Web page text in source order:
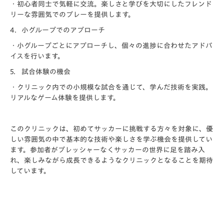
・初心者同士で気軽に交流。楽しさと学びを大切にしたフレンド
リーな雰囲気でのプレーを提供します。
4．小グループでのアプローチ
・小グループごとにアプローチし、個々の進捗に合わせたアドバ
イスを行います。
5. 試合体験の機会
・クリニック内での小規模な試合を通じて、学んだ技術を実践。
リアルなゲーム体験を提供します。
このクリニックは、初めてサッカーに挑戦する方々を対象に、優
しい雰囲気の中で基本的な技術や楽しさを学ぶ機会を提供してい
ます。参加者がプレッシャーなくサッカーの世界に足を踏み入
れ、楽しみながら成長できるようなクリニックとなることを期待
しています。